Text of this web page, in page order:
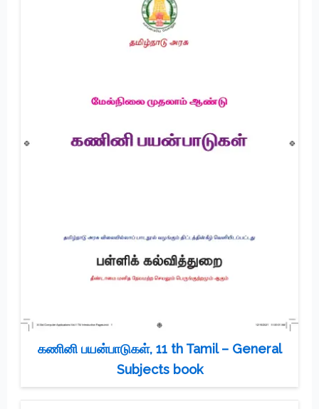
கணினி பயன்பாடுகள், 11 th Tamil – General
Subjects book